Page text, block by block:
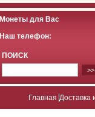
Монеты для Вас
Наш телефон:
ПОИСК
Главная Доставка